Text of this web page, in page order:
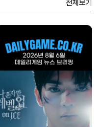
전체보기